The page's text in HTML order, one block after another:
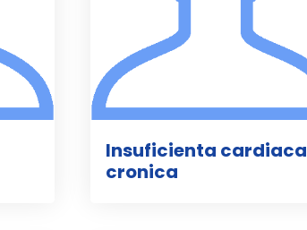
Insuficienta cardiaca
cronica